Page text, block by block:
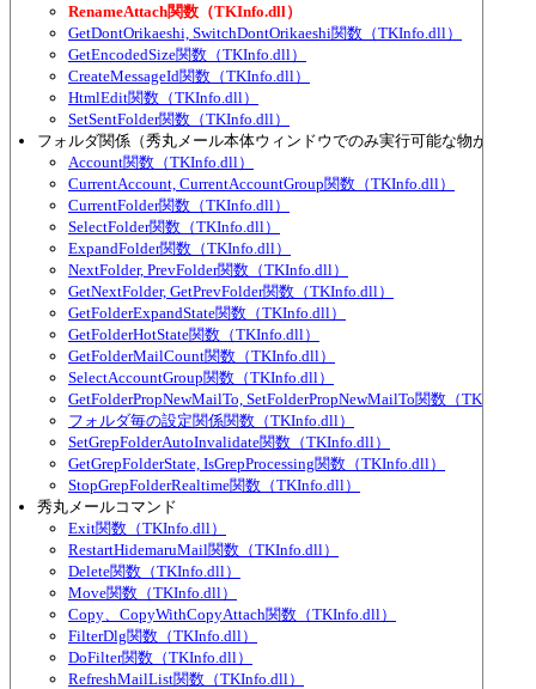
RenameAttach関数（TKInfo.dll）
GetDontOrikaeshi, SwitchDontOrikaeshi関数（TKInfo.dll）
GetEncodedSize関数（TKInfo.dll）
CreateMessageId関数（TKInfo.dll）
HtmlEdit関数（TKInfo.dll）
SetSentFolder関数（TKInfo.dll）
フォルダ関係（秀丸メール本体ウィンドウでのみ実行可能な物が多い）
Account関数（TKInfo.dll）
CurrentAccount, CurrentAccountGroup関数（TKInfo.dll）
CurrentFolder関数（TKInfo.dll）
SelectFolder関数（TKInfo.dll）
ExpandFolder関数（TKInfo.dll）
NextFolder, PrevFolder関数（TKInfo.dll）
GetNextFolder, GetPrevFolder関数（TKInfo.dll）
GetFolderExpandState関数（TKInfo.dll）
GetFolderHotState関数（TKInfo.dll）
GetFolderMailCount関数（TKInfo.dll）
SelectAccountGroup関数（TKInfo.dll）
GetFolderPropNewMailTo, SetFolderPropNewMailTo関数（TKInfo.dll
フォルダ毎の設定関係関数（TKInfo.dll）
SetGrepFolderAutoInvalidate関数（TKInfo.dll）
GetGrepFolderState, IsGrepProcessing関数（TKInfo.dll）
StopGrepFolderRealtime関数（TKInfo.dll）
秀丸メールコマンド
Exit関数（TKInfo.dll）
RestartHidemaruMail関数（TKInfo.dll）
Delete関数（TKInfo.dll）
Move関数（TKInfo.dll）
Copy、CopyWithCopyAttach関数（TKInfo.dll）
FilterDlg関数（TKInfo.dll）
DoFilter関数（TKInfo.dll）
RefreshMailList関数（TKInfo.dll）